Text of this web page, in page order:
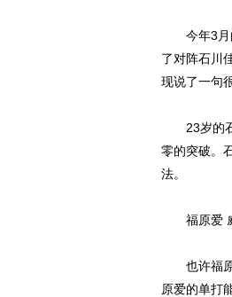
今年3月的
了对阵石川
现说了一句
23岁的石
零的突破。
法。
福原爱
也许福原
原爱的单打